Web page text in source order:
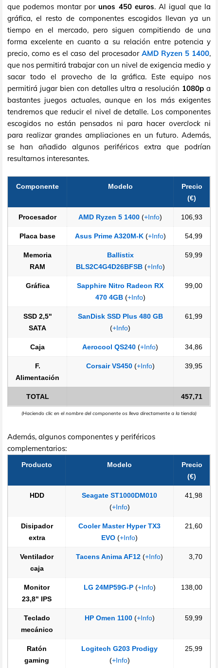
que podemos montar por unos 450 euros. Al igual que la
gráfica, el resto de componentes escogidos llevan ya un
tiempo en el mercado, pero siguen compitiendo de una
forma excelente en cuanto a su relación entre potencia y
precio, como es el caso del procesador AMD Ryzen 5 1400,
que nos permitirá trabajar con un nivel de exigencia medio y
sacar todo el provecho de la gráfica. Este equipo nos
permitirá jugar bien con detalles ultra a resolución 1080p a
bastantes juegos actuales, aunque en los más exigentes
tendremos que reducir el nivel de detalle. Los componentes
escogidos no están pensados ni para hacer overclockni
para realizar grandes ampliaciones en un futuro. Además,
se han añadido algunos periféricos extra que podrían
resultarnos interesantes.
Componente Modelo
Precio
(€)
Procesador AMD Ryzen 5 1400 (+Info) 106,93
Placa base Asus Prime A320M-K(+Info) 54,99
Memoria
RAM
Ballistix
BLS2C4G4D26BFSB(+Info)
59,99
Gráfica
Sapphire Nitro Radeon RX
470 4GB(+Info)
99,00
SSD 2,5"
SATA
SanDisk SSD Plus 480 GB
(+Info)
61,99
Caja Aerocool QS240 (+Info) 34,86
F.
Alimentación
Corsair VS450(+Info) 39,95
TOTAL 457,71
(Haciendo clic en el nombre del componente os lleva directamente a la tienda)
Además, algunos componentes y periféricos
complementarios:
Producto Modelo
Precio
(€)
HDD
Seagate ST1000DM010
(+Info)
41,98
Disipador
extra
Cooler Master Hyper TX3
EVO (+Info)
21,60
Ventilador
caja
Tacens Anima AF12 (+Info) 3,70
Monitor
23,8" IPS
LG 24MP59G-P(+Info) 138,00
Teclado
mecánico
HP Omen 1100(+Info) 59,99
Ratón
gaming
Logitech G203 Prodigy
(+Info)
25,99